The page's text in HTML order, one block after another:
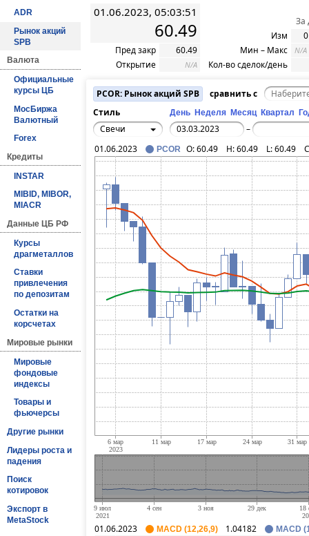
ADR
Рынок акций
SPB
Валюта
Официальные
курсы ЦБ
МосБиржа
Валютный
Forex
Кредиты
INSTAR
MIBID, MIBOR,
MIACR
Данные ЦБ РФ
Курсы
драгметаллов
Ставки
привлечения
по депозитам
Остатки на
корсчетах
Мировые рынки
Мировые
фондовые
индексы
Товары и
фьючерсы
Другие рынки
Лидеры роста и
падения
Поиск
котировок
Экспорт в
MetaStock
01.06.2023, 05:03:51
60.49
Пред закр
60.49
Открытие
N/A
За
Изм
Мин – Макс
N/A
Кол-во сделок/день
PCOR: Рынок акций SPB
сравнить с
Стиль
День Неделя Месяц Квартал
Свечи
–
01.06.2023
PCOR O:60.49 H:60.49 L:60.49
01.06.2023 MACD (12,26,9) 1.04182 MACD